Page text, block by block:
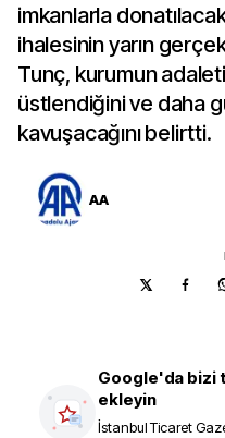
imkanlarla
ihalesinin yarın
Tunç, kurumun
üstlendiğini ve daha
kavuşacağını belirtti.
AA
Google'da bizi
ekleyin
İstanbul Ticaret